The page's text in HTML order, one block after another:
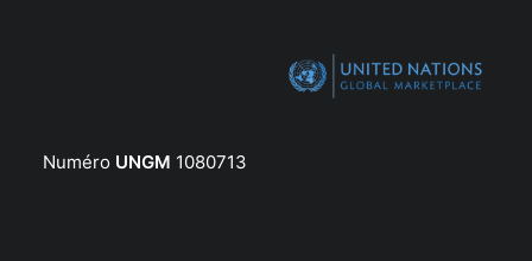
Numéro UNGM 1080713